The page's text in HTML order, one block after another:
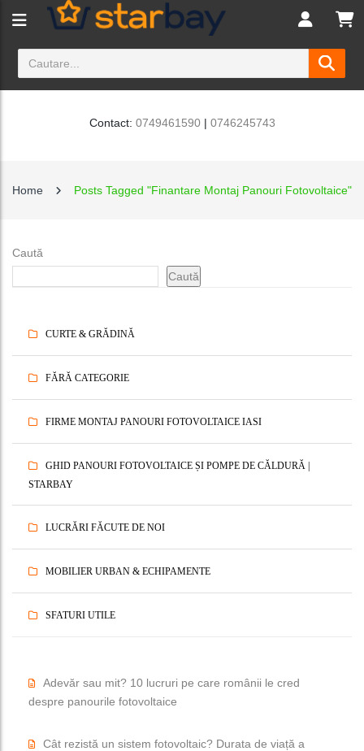
Contact: 0749461590| 0746245743
Home Posts Tagged "Finantare Montaj Panouri Fotovoltaice"
Caută
Caută
CURTE & GRĂDINĂ
FĂRĂ CATEGORIE
FIRME MONTAJ PANOURI FOTOVOLTAICE IASI
GHID PANOURI FOTOVOLTAICE ȘI POMPE DE CĂLDURĂ |
STARBAY
LUCRĂRI FĂCUTE DE NOI
MOBILIER URBAN & ECHIPAMENTE
SFATURI UTILE
Adevăr sau mit? 10 lucruri pe care românii le cred
despre panourile fotovoltaice
Cât rezistă un sistem fotovoltaic? Durata de viață a